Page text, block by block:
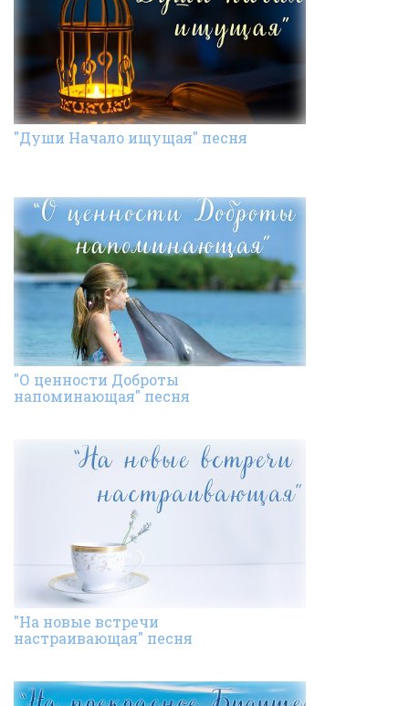
"Души Начало ищущая" песня
"О ценности Доброты
напоминающая" песня
"На новые встречи
настраивающая" песня